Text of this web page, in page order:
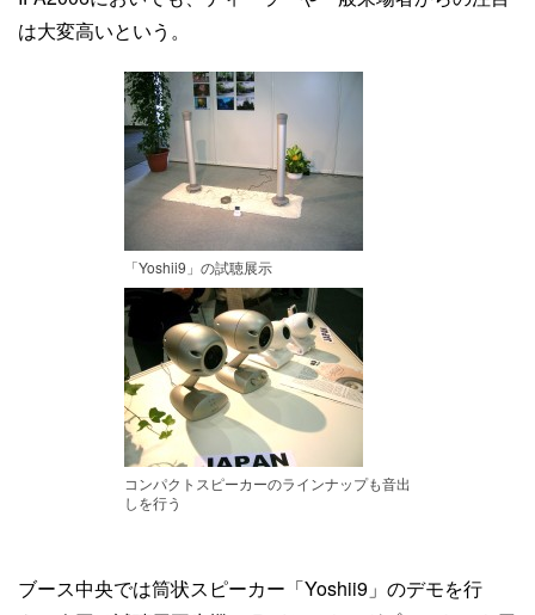
は大変高いという。
「Yoshii9」の試聴展示
コンパクトスピーカーのラインナップも音出
しを行う
ブース中央では筒状スピーカー「Yoshii9」のデモを行